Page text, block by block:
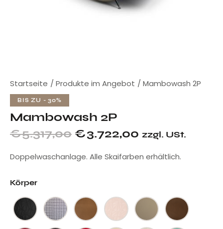
Startseite Produkte im Angebot Mambowash 2P
BIS ZU - 30%
Mambowash 2P
€5.317,00 €3.722,00 zzgl. USt.
Doppelwaschanlage. Alle Skaifarben erhältlich.
Körper